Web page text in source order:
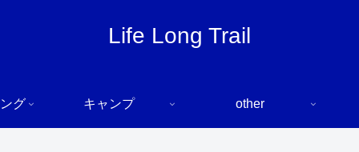
Life Long Trail
グ キャンプ other